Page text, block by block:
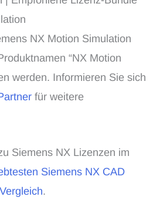
NX Motion Simulation
“NX Motion
werden. Informieren Sie sich
für weitere
Siemens NX Lizenzen im
Siemens NX CAD
.